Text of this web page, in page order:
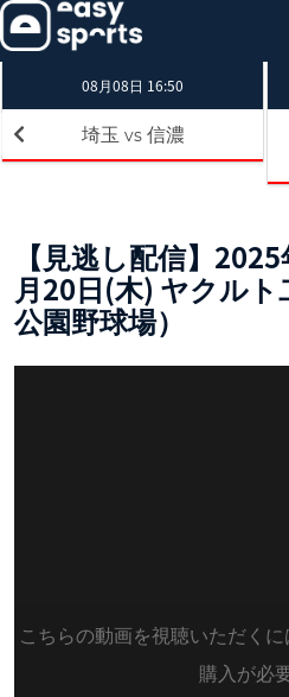
08月08日 16:50
埼玉 vs 信濃
【見逃し配信】
月20日(木) ヤクル
公園野球場）
こちらの動画を視聴いただく
購入が必